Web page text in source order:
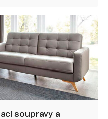
soupravy a